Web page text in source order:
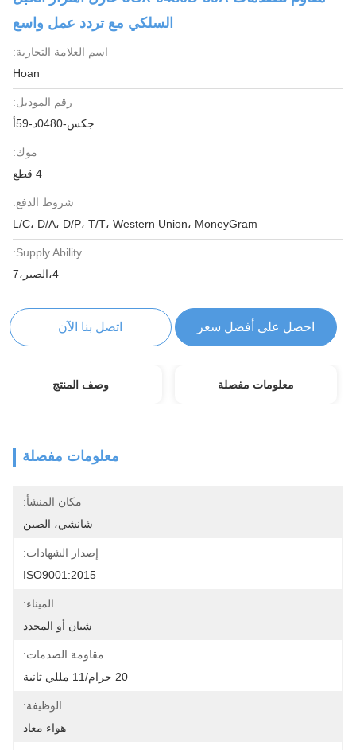
السلكي مع تردد عمل واسع
اسم العلامة التجارية:
Hoan
رقم الموديل:
جكس-0480د-59أ
موك:
4 قطع
شروط الدفع:
L/C، D/A، D/P، T/T، Western Union، MoneyGram
Supply Ability:
4،الصبر،7
احصل على أفضل سعر اتصل بنا الآن
معلومات مفصلة وصف المنتج
معلومات مفصلة
مكان المنشأ:
شانشي، الصين
إصدار الشهادات:
ISO9001:2015
الميناء:
شيان أو المحدد
مقاومة الصدمات:
20 جرام/11 مللي ثانية
الوظيفة:
هواء معاد